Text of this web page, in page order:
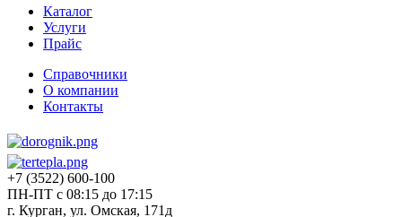
Каталог
Услуги
Прайс
Справочники
О компании
Контакты
+7 (3522) 600-100
ПН-ПТ с 08:15 до 17:15
г. Курган, ул. Омская, 171д